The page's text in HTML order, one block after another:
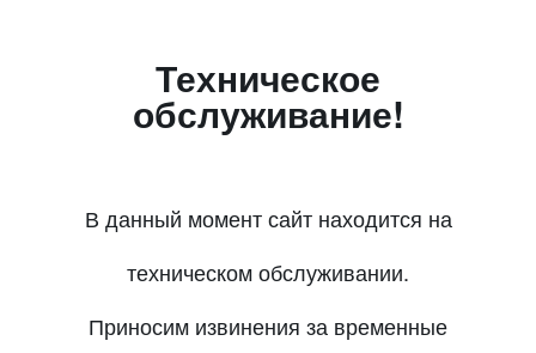
Техническое
обслуживание!
В данный момент сайт находится на
техническом обслуживании.
Приносим извинения за временные